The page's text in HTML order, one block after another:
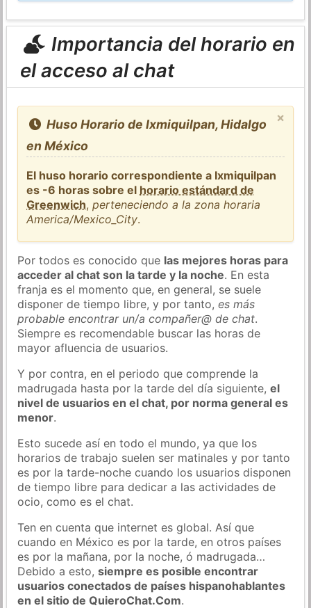
Importancia del horario en
el acceso al chat
×
Huso Horario de Ixmiquilpan, Hidalgo
en México
El huso horario correspondiente a Ixmiquilpan
es -6 horas sobre el horario estándard de
Greenwich,perteneciendo a la zona horaria
America/Mexico_City.
Por todos es conocido que las mejores horas para
acceder al chat son la tarde y la noche. En esta
franja es el momento que, en general, se suele
disponer de tiempo libre, y por tanto,es más
probable encontrar un/a compañer@ de chat.
Siempre es recomendable buscar las horas de
mayor afluencia de usuarios.
Y por contra, en el periodo que comprende la
madrugada hasta por la tarde del día siguiente,el
nivel de usuarios en el chat, por norma general es
menor.
Esto sucede así en todo el mundo, ya que los
horarios de trabajo suelen ser matinales y por tanto
es por la tarde-noche cuando los usuarios disponen
de tiempo libre para dedicar a las actividades de
ocio, como es el chat.
Ten en cuenta que internet es global. Así que
cuando en México es por la tarde, en otros países
es por la mañana, por la noche, ó madrugada…
Debido a esto,siempre es posible encontrar
usuarios conectados de países hispanohablantes
en el sitio de QuieroChat.Com.